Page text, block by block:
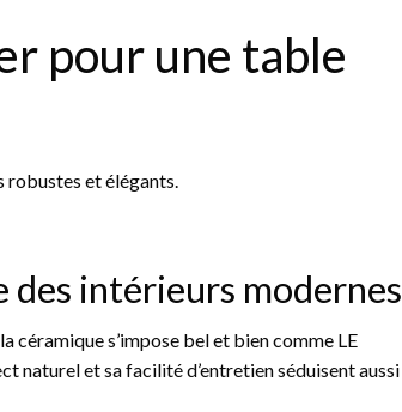
pour une table
robustes et élégants.
des intérieurs modernes
céramique s’impose bel et bien comme LE
naturel et sa facilité d’entretien séduisent aussi